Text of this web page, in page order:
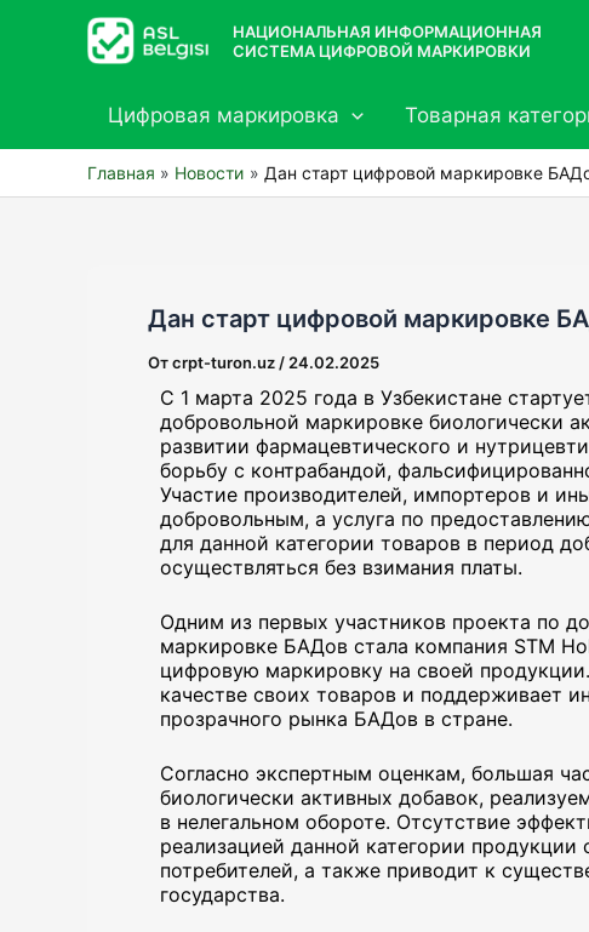
содержимому
НАЦИОНАЛЬНАЯ ИНФОРМАЦИОННАЯ
СИСТЕМА ЦИФРОВОЙ МАРКИРОВКИ
Цифровая маркировка Товарная
Главная Новости Дан старт цифровой маркировке
Дан старт цифровой маркировке
Отcrpt-turon.uz / 24.02.2025
С 1 марта 2025 года в Узбекистане
добровольной маркировке биологически
развитии фармацевтического и
борьбу с контрабандой,
Участие производителей, импортеров и
добровольным, а услуга по
для данной категории товаров в период
осуществляться без взимания платы.
Одним из первых участников проекта по
маркировке БАДов стала компания STM
цифровую маркировку на своей
качестве своих товаров и поддерживает
прозрачного рынка БАДов в стране.
Согласно экспертным оценкам, большая
биологически активных добавок,
в нелегальном обороте. Отсутствие
реализацией данной категории продукции
потребителей, а также приводит к
государства.